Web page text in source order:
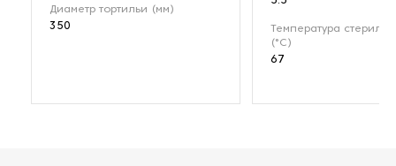
Диаметр тортильи (мм)
350
Температура
(°C)
67